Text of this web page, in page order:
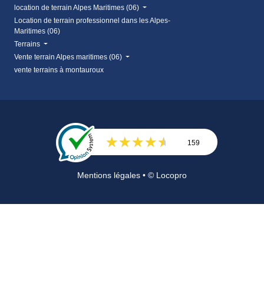
location de terrain Alpes Maritimes (06)
Location de terrain professionnel dans les Alpes-
Maritimes (06)
Terrains
Vente terrain Alpes maritimes (06)
vente terrains à montauroux
159
Mentions légales • © Locopro